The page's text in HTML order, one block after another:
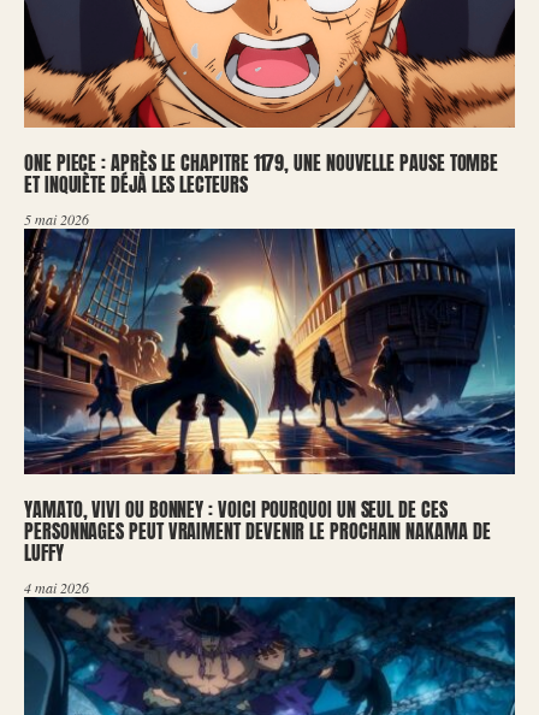
ONE PIECE : APRÈS LE CHAPITRE 1179, UNE NOUVELLE PAUSE TOMBE
ET INQUIÈTE DÉJÀ LES LECTEURS
5 mai 2026
YAMATO, VIVI OU BONNEY : VOICI POURQUOI UN SEUL DE CES
PERSONNAGES PEUT VRAIMENT DEVENIR LE PROCHAIN NAKAMA DE
LUFFY
4 mai 2026